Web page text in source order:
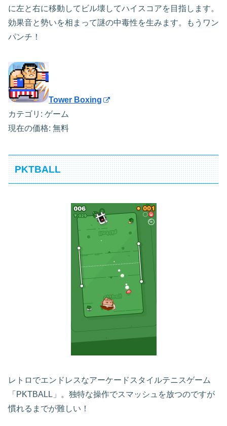
に左と右に移動してビル壊してハイスコアを目指します。
効果音と勢いを相まって謎の中毒性を生みます。もうワン
パンチ！
Tower Boxing
カテゴリ: ゲーム
現在の価格: 無料
PKTBALL
レトロでエンドレスなアーケードスタイルテニスゲーム
「PKTBALL」。独特な操作でスマッシュを放つのですが
慣れるまでが難しい！